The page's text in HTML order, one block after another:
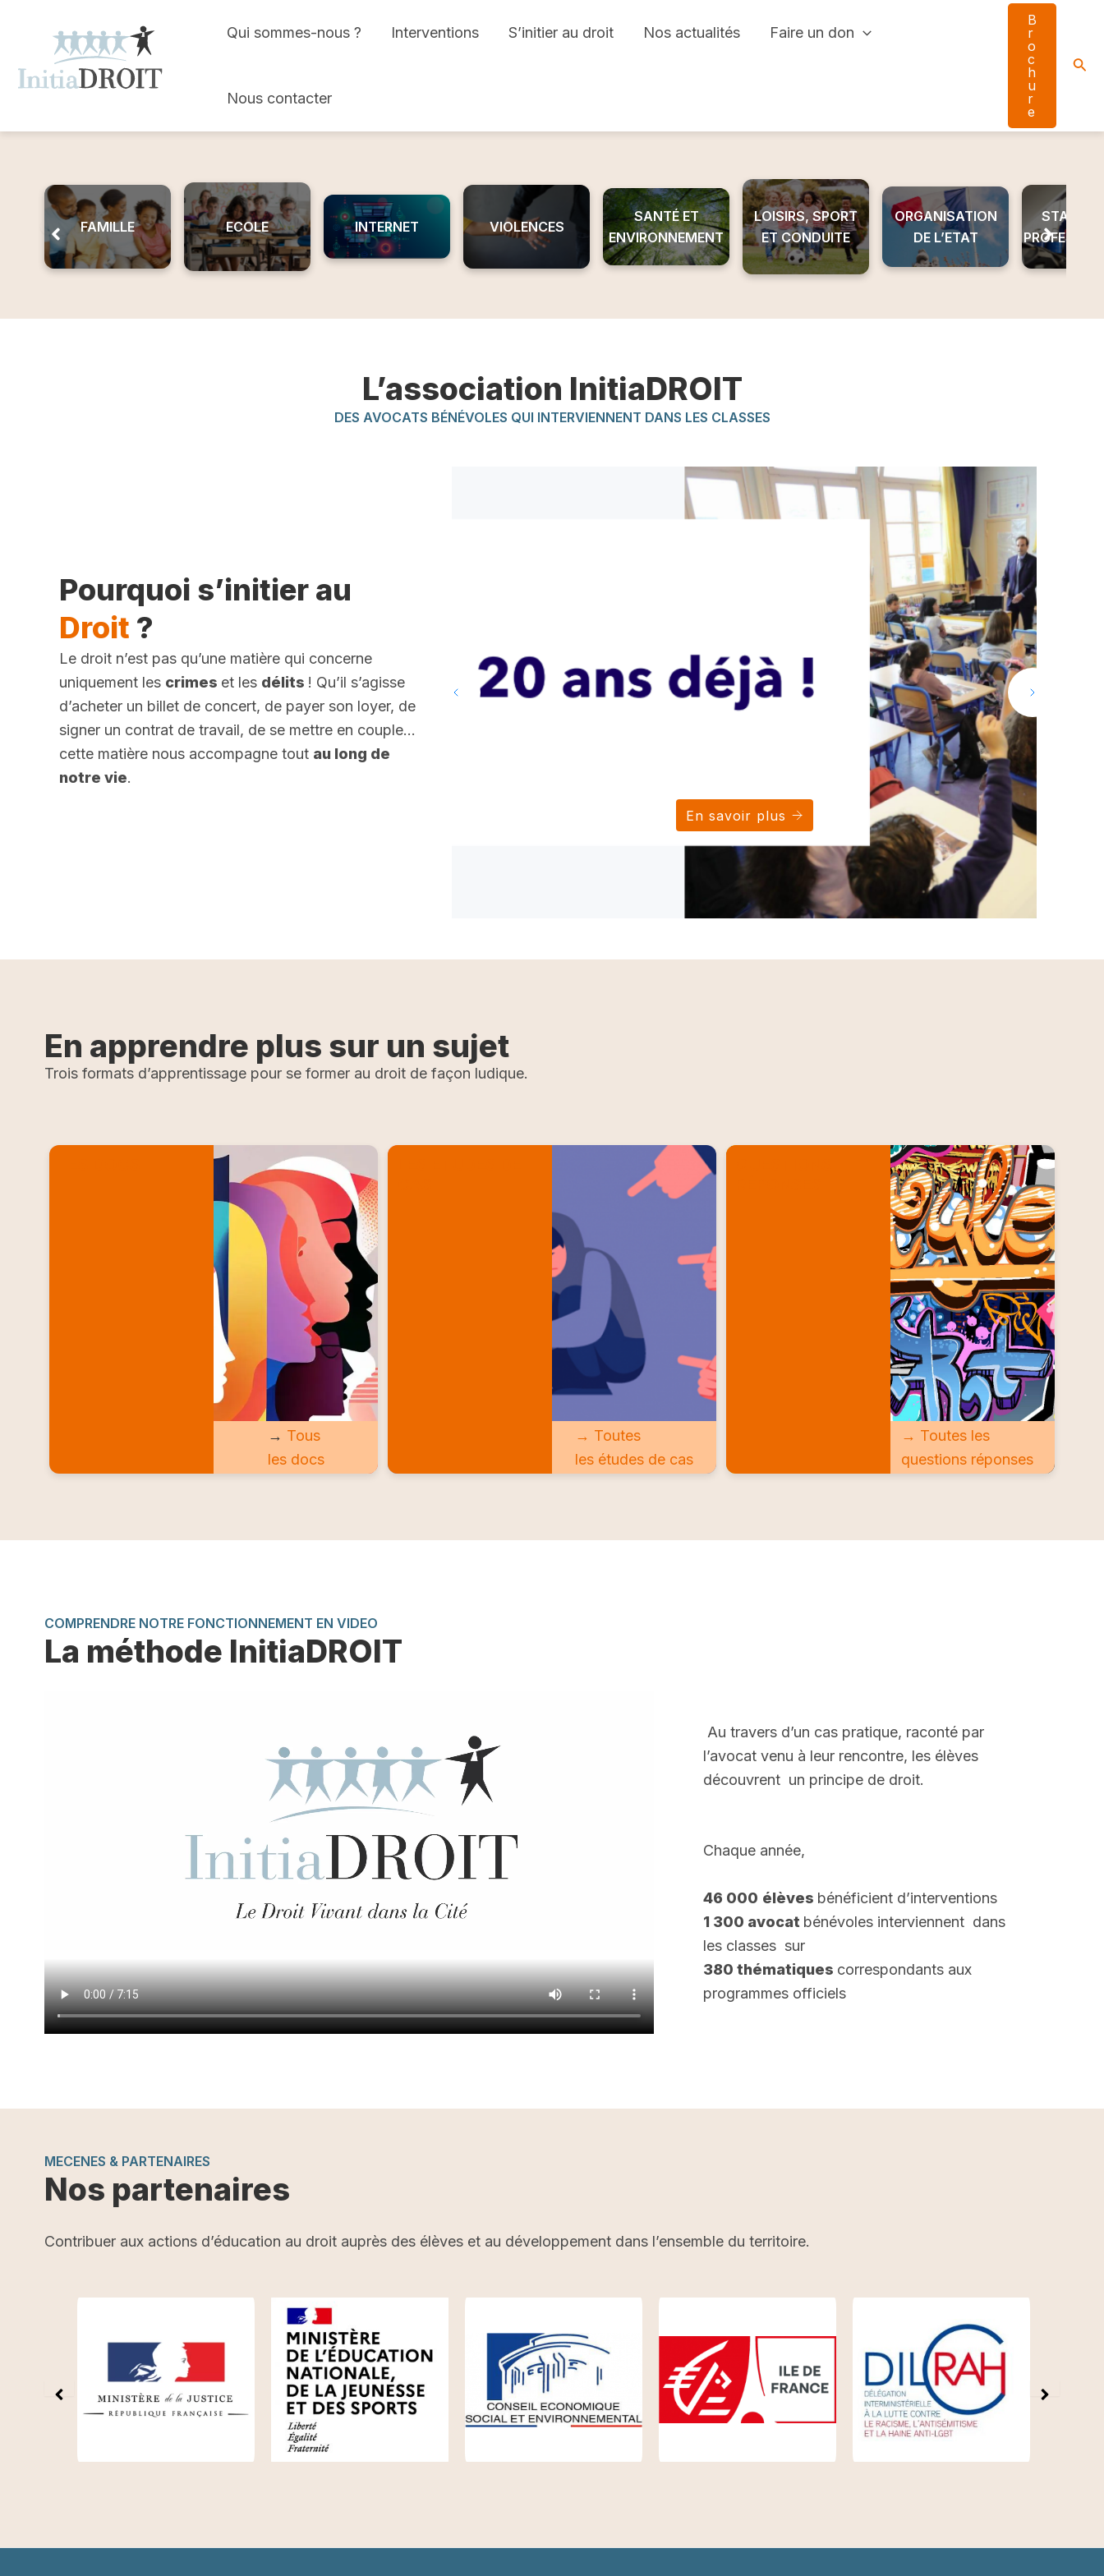
Qui sommes-nous ? Interventions S’initier au droit Nos actualités Faire un don
Nous contacter
B
r
o
c
h
u
r
e
FAMILLE ECOLE INTERNET VIOLENCES
SANTÉ ET
ENVIRONNEMENT
LOISIRS, SPORT
ET CONDUITE
ORGANISATION
DE L’ETAT
STAGE
L’association InitiaDROIT
DES AVOCATS BÉNÉVOLES QUI INTERVIENNENT DANS LES CLASSES
Pourquoi s’initier au
Droit ?
Le droit n’est pas qu’une matière qui concerne
uniquement les crimes et les délits ! Qu’il s’agisse
d’acheter un billet de concert, de payer son loyer, de
signer un contrat de travail, de se mettre en couple…
cette matière nous accompagne tout au long de
notre vie.
En savoir plus
En apprendre plus sur un sujet
Trois formats d’apprentissage pour se former au droit de façon ludique.
→ Tous
les docs
→ Toutes
les études de cas
→ Toutes les
questions réponses
COMPRENDRE NOTRE FONCTIONNEMENT EN VIDEO
La méthode InitiaDROIT
Au travers d’un cas pratique, raconté par
l’avocat venu à leur rencontre, les élèves
découvrent un principe de droit.
Chaque année,
46 000 élèves bénéficient d’interventions
1 300 avocat bénévoles interviennent dans
les classes sur
380 thématiques correspondants aux
programmes officiels
MECENES & PARTENAIRES
Nos partenaires
Contribuer aux actions d’éducation au droit auprès des élèves et au développement dans l’ensemble du territoire.